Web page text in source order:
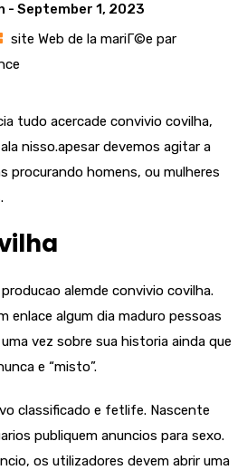
- September 1, 2023
site Web de la mariГ©e par
tudo acercade convivio covilha,
nisso.apesar devemos agitar a
procurando homens, ou mulheres
alemde convivio covilha.
enlace algum dia maduro pessoas
vez sobre sua historia ainda que
e “misto”.
classificado e fetlife. Nascente
publiquem anuncios para sexo.
os utilizadores devem abrir uma